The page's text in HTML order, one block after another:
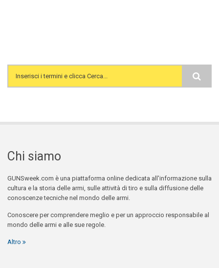
Search form
Chi siamo
GUNSweek.com è una piattaforma online dedicata all'informazione sulla
cultura e la storia delle armi, sulle attività di tiro e sulla diffusione delle
conoscenze tecniche nel mondo delle armi.
Conoscere per comprendere meglio e per un approccio responsabile al
mondo delle armi e alle sue regole.
Altro